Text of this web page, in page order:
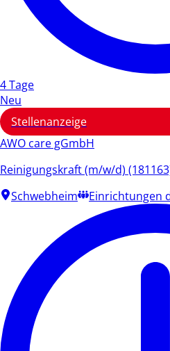
4 Tage
Neu
Stellenanzeige
AWO care gGmbH
Reinigungskraft (m/w/d)
Schwebheim
Einrichtungen